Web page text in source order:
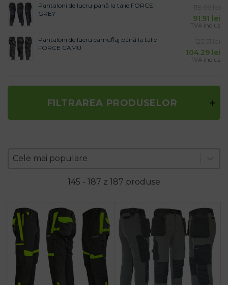
Pantaloni de lucru până la talie FORCE
GREY
91.91 lei
TVA inclus
Pantaloni de lucru camuflaj până la talie
FORCE CAMU
104.29 lei
TVA inclus
FILTRAREA PRODUSELOR
Zoradenie produktov
Sort content
Cele mai populare
Sort content
145 - 187 z 187 produse